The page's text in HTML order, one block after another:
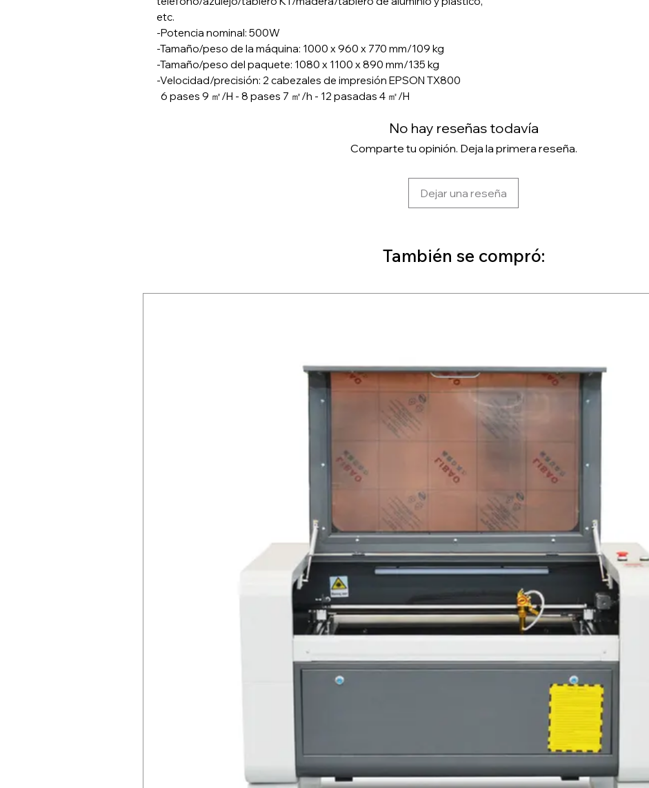
etc.
-Potencia nominal: 500W
-Tamaño/peso de la máquina: 1000 x 960 x 770 mm/109 kg
-Tamaño/peso del paquete: 1080 x 1100 x 890 mm/135 kg
-Velocidad/precisión: 2 cabezales de impresión EPSON TX800
6 pases 9 ㎡/H - 8 pases 7 ㎡/h - 12 pasadas 4 ㎡/H
No hay reseñas todavía
Comparte tu opinión. Deja la primera reseña.
Dejar una reseña
También se compró: